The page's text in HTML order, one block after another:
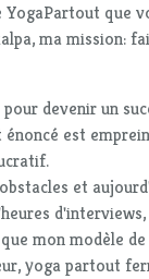
que
ma mission:
devenir un
est
et
mon modèle
yoga partout